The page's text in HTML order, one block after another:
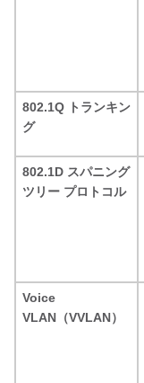
802.1Q トランキン
グ
802.1D スパニング
ツリー プロトコル
Voice
VLAN（VVLAN）